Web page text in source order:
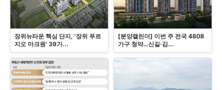
장위뉴타운 핵심 단지, '장위 푸르
지오 마크원' 39가...
[분양캘린더] 이번 주 전국 4808
가구 청약…신길·김...